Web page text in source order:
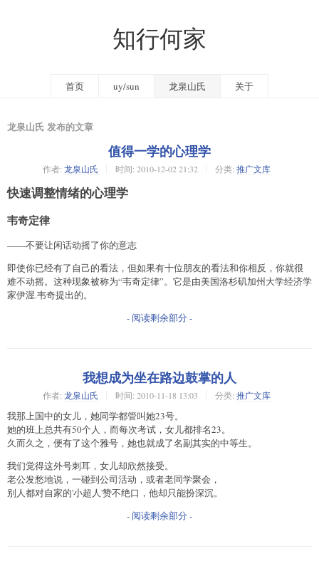
知行何家
首页 uy/sun 龙泉山氏 关于
龙泉山氏 发布的文章
值得一学的心理学
作者: 龙泉山氏 时间: 2010-12-02 21:32 分类: 推广文库
快速调整情绪的心理学
韦奇定律
——不要让闲话动摇了你的意志
即使你已经有了自己的看法，但如果有十位朋友的看法和你相反，你就很
难不动摇。这种现象被称为“韦奇定律”。它是由美国洛杉矶加州大学经济学
家伊渥.韦奇提出的。
- 阅读剩余部分 -
我想成为坐在路边鼓掌的人
作者: 龙泉山氏 时间: 2010-11-18 13:03 分类: 推广文库
我那上国中的女儿，她同学都管叫她23号。
她的班上总共有50个人，而每次考试，女儿都排名23。
久而久之，便有了这个雅号，她也就成了名副其实的中等生。
我们觉得这外号刺耳，女儿却欣然接受。
老公发愁地说，一碰到公司活动，或者老同学聚会，
别人都对自家的'小超人'赞不绝口，他却只能扮深沉。
- 阅读剩余部分 -